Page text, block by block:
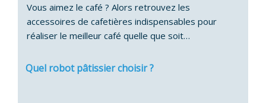
Vous aimez le café ? Alors retrouvez les
accessoires de cafetières indispensables pour
réaliser le meilleur café quelle que soit…
Quel robot pâtissier choisir ?